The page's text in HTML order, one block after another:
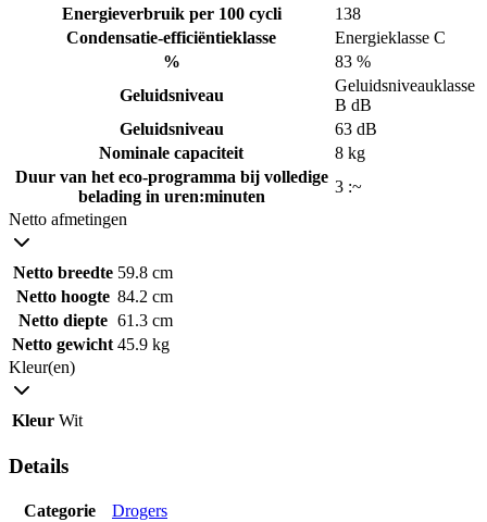
Energieverbruik per 100 cycli
138
Condensatie-efficiëntieklasse
Energieklasse C
%
83 %
Geluidsniveau
Geluidsniveauklasse
B dB
Geluidsniveau
63 dB
Nominale capaciteit
8 kg
Duur van het eco-programma bij volledige
belading in uren:minuten
3 :~
Netto afmetingen
Netto breedte 59.8 cm
Netto hoogte 84.2 cm
Netto diepte 61.3 cm
Netto gewicht 45.9 kg
Kleur(en)
Kleur Wit
Details
Categorie
Drogers